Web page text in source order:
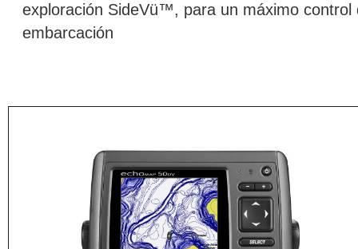
exploración SideVü™, para un máximo control
embarcación